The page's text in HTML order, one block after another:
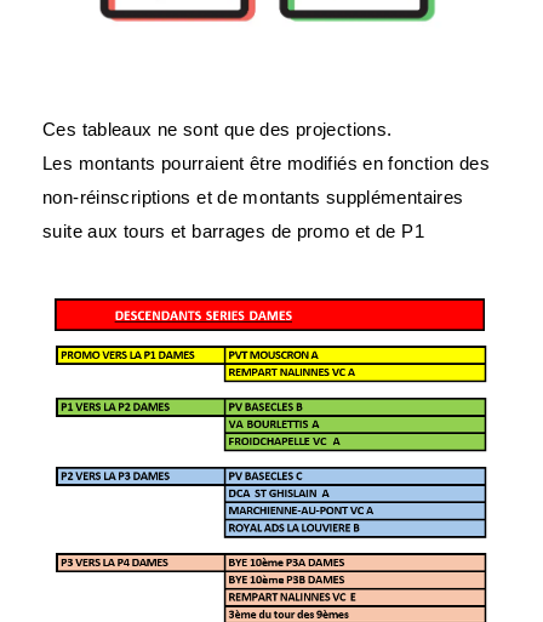
Ces tableaux ne sont que des projections.
Les montants pourraient être modifiés en fonction des
non-réinscriptions et de montants supplémentaires
suite aux tours et barrages de promo et de P1